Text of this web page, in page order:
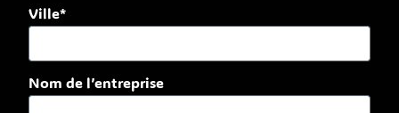
Ville*
Nom de l’entreprise